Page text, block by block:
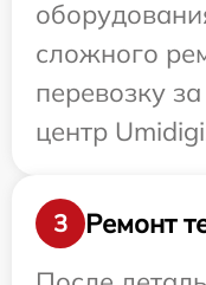
сложного
перевозку
центр
3
Ремонт